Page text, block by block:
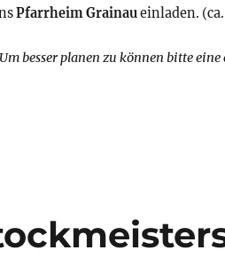
Pfarrheim Grainaueinladen.
besser planen zu können bitte